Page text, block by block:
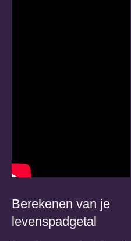
Berekenen van je
levenspadgetal